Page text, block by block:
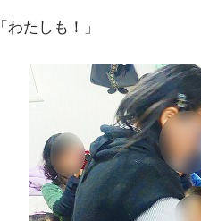
「わたしも！」